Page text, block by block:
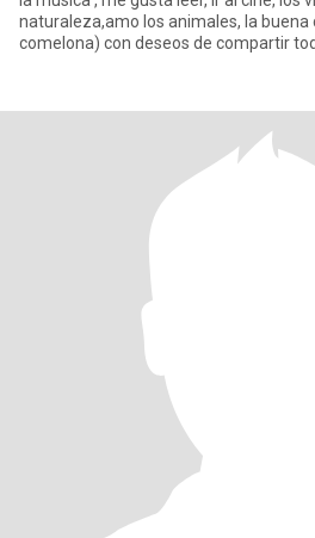
naturaleza,amo los animales, la buena comida
comelona) con deseos de compartir